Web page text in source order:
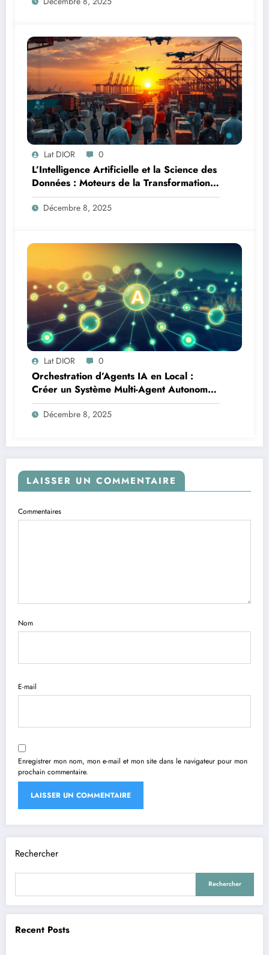
Lat DIOR 0
L’Intelligence Artificielle et la Science des
Données : Moteurs de la Transformation
Logistique et Infrastructures en Afrique
Décembre 8, 2025
Lat DIOR 0
Orchestration d’Agents IA en Local :
Créer un Système Multi-Agent Autonome
avec TinyLlama
Décembre 8, 2025
LAISSER UN COMMENTAIRE
Commentaires
Nom
E-mail
Enregistrer mon nom, mon e-mail et mon site dans le navigateur pour mon
prochain commentaire.
Rechercher
Rechercher
Recent Posts